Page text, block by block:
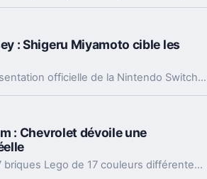
: Shigeru Miyamoto cible les
Annoncé durant la présentation officielle de la Nintendo Switch, Super Mario Odyssey sera à priori plus orienté hardcore gamer que les derniers jeux de la célèbre franchise du constructeur japonais.
: Chevrolet dévoile une
Composée de 344 187 briques Lego de 17 couleurs différentes, la Batmobile taille réelle de Chevrolet risque de faire baver les fans de Batman.